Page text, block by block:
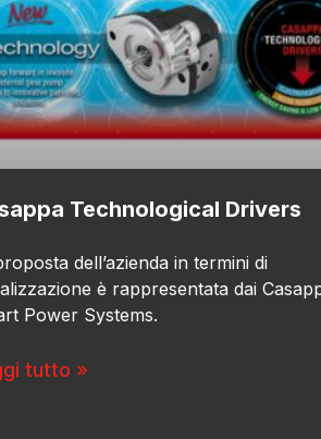
Technological Drivers
dell’azienda in termini di
è rappresentata dai
Power Systems.
tutto »